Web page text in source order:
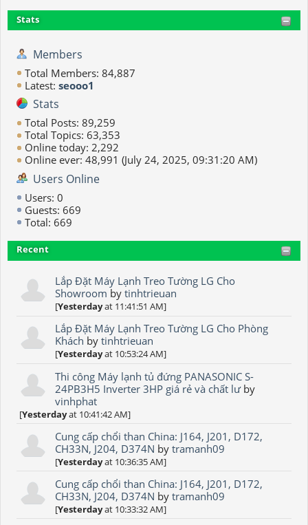
Stats
Members
Total Members: 84,887
Latest: seooo1
Stats
Total Posts: 89,259
Total Topics: 63,353
Online today: 2,292
Online ever: 48,991 (July 24, 2025, 09:31:20 AM)
Users Online
Users: 0
Guests: 669
Total: 669
Recent
Lắp Đặt Máy Lạnh Treo Tường LG Cho
Showroom bytinhtrieuan
[Yesterdayat 11:41:51 AM]
Lắp Đặt Máy Lạnh Treo Tường LG Cho Phòng
Khách bytinhtrieuan
[Yesterdayat 10:53:24 AM]
Thi công Máy lạnh tủ đứng PANASONIC S-
24PB3H5 Inverter 3HP giá rẻ và chất lưby
vinhphat
[Yesterdayat 10:41:42 AM]
Cung cấp chổi than China: J164, J201, D172,
CH33N, J204, D374N bytramanh09
[Yesterdayat 10:36:35 AM]
Cung cấp chổi than China: J164, J201, D172,
CH33N, J204, D374N bytramanh09
[Yesterdayat 10:33:32 AM]